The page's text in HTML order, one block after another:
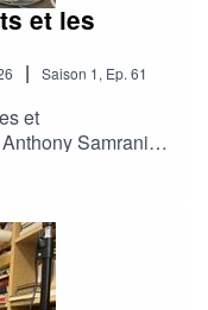
et les
| Saison 1, Ep. 61
et
Samrani
le métier de
sur
pays du Cèdre et
la francophonie.